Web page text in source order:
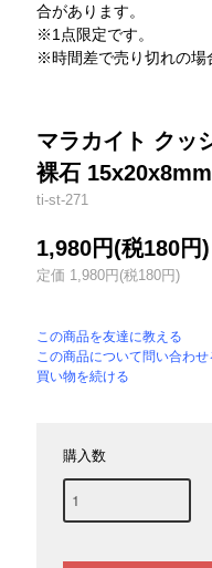
合があります。
※1点限定です。
※時間差で売り切れの場
マラカイト クッ
裸石
ti-st-271
1,980円(税180円)
定価 1,980円(税180円)
この商品を友達に教える
この商品について問い合わせ
買い物を続ける
購入数